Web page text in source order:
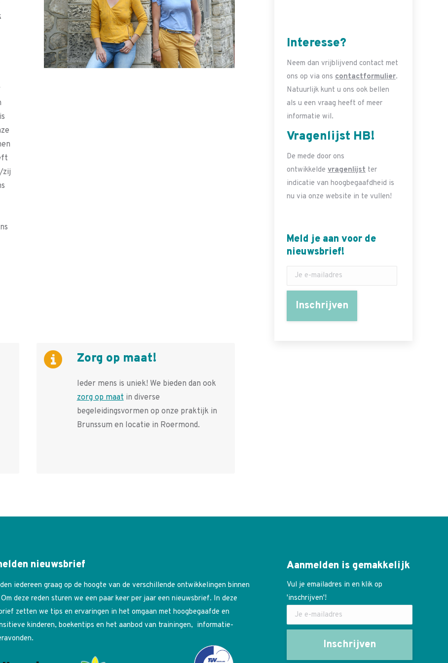
zij
Zorg op maat!
Ieder mens is uniek! We bieden dan ook
zorg op maat in diverse
begeleidingsvormen op onze praktijk in
Brunssum en locatie in Roermond.
Interesse?
Neem dan vrijblijvend contact met
ons op via ons contactformulier.
Natuurlijk kunt u ons ook bellen
als u een vraag heeft of meer
informatie wil.
Vragenlijst HB!
De mede door ons
ontwikkelde vragenlijst ter
indicatie van hoogbegaafdheid is
nu via onze website in te vullen!
Meld je aan voor de
nieuwsbrief!
nieuwsbrief
iedereen graag op de hoogte van de verschillende ontwikkelingen binnen
deze reden sturen we een paar keer per jaar een nieuwsbrief. In deze
zetten we tips en ervaringen in het omgaan met hoogbegaafde en
kinderen, boekentips en het aanbod van trainingen, informatie-
Aanmelden is gemakkelijk
Vul je emailadres in en klik op
'inschrijven'!